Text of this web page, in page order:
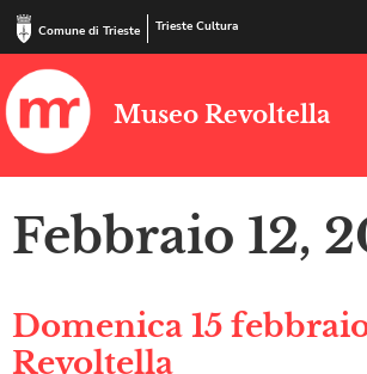
Comune di Trieste Trieste Cultura
Museo Revoltella
Febbraio 12,
Domenica 15
Revoltella